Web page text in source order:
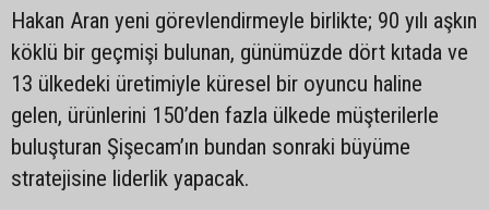
Hakan Aran yeni görevlendirmeyle birlikte; 90 yılı aşkın
köklü bir geçmişi bulunan, günümüzde dört kıtada ve
13 ülkedeki üretimiyle küresel bir oyuncu haline
gelen, ürünlerini 150’den fazla ülkede müşterilerle
buluşturan Şişecam’ın bundan sonraki büyüme
stratejisine liderlik yapacak.